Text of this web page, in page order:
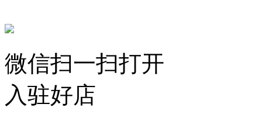
微信扫一扫打开
入驻好店